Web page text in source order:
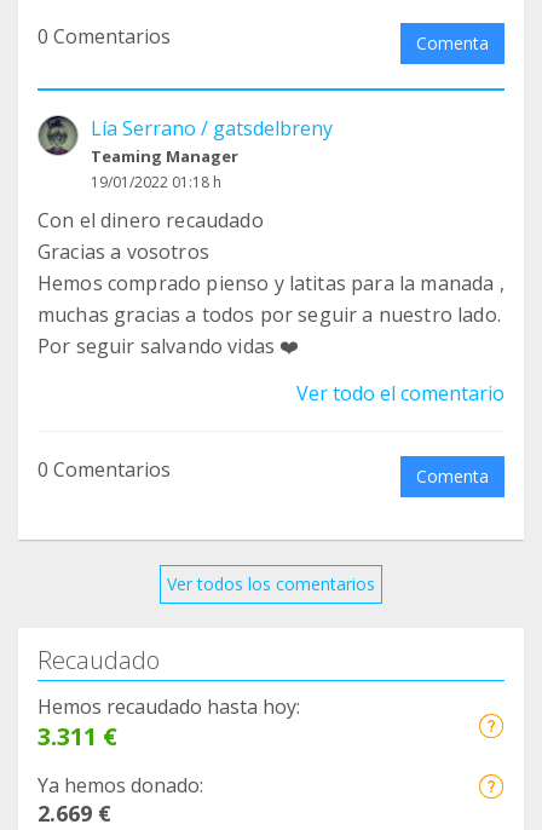
0 Comentarios Comenta
Lía Serrano / gatsdelbreny
Teaming Manager
19/01/2022 01:18 h
Con el dinero recaudado
Gracias a vosotros
Hemos comprado pienso y latitas para la manada ,
muchas gracias a todos por seguir a nuestro lado.
Por seguir salvando vidas ❤️
Ver todo el comentario
0 Comentarios Comenta
Ver todos los comentarios
Recaudado
Hemos recaudado hasta hoy:
3.311 €
Ya hemos donado:
2.669 €